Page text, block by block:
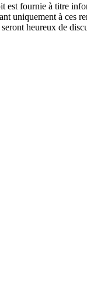
est fournie à titre
uniquement à ces
heureux de